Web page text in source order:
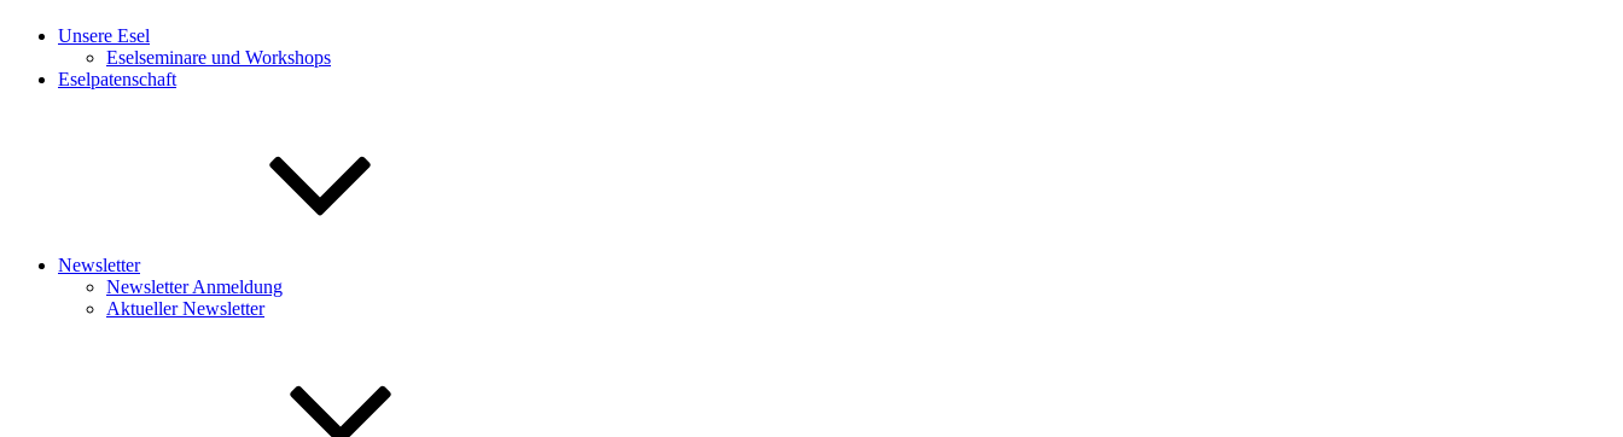
Unsere Esel
Eselseminare und Workshops
Eselpatenschaft
Newsletter
Newsletter Anmeldung
Aktueller Newsletter